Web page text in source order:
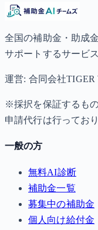
全国の補助金・助成
サポートするサービス
運営: 合同会社TIGER
※採択を保証するも
申請代行は行ってお
一般の方
無料AI診断
補助金一覧
募集中の補助金
個人向け給付金